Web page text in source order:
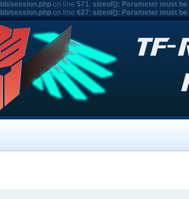
session.php on line 571: sizeof(): Parameter must
session.php on line 627: sizeof(): Parameter must